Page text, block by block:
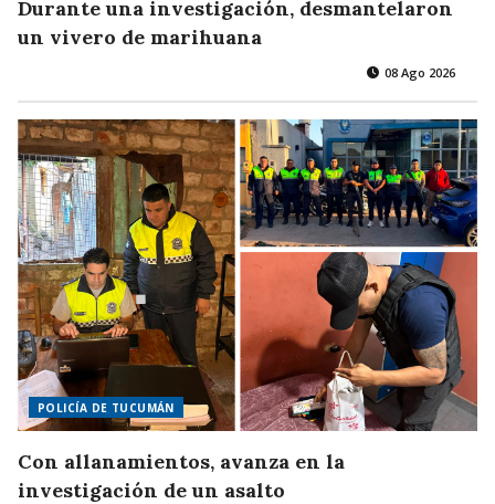
Durante una investigación, desmantelaron
un vivero de marihuana
08 Ago 2026
POLICÍA DE TUCUMÁN
Con allanamientos, avanza en la
investigación de un asalto